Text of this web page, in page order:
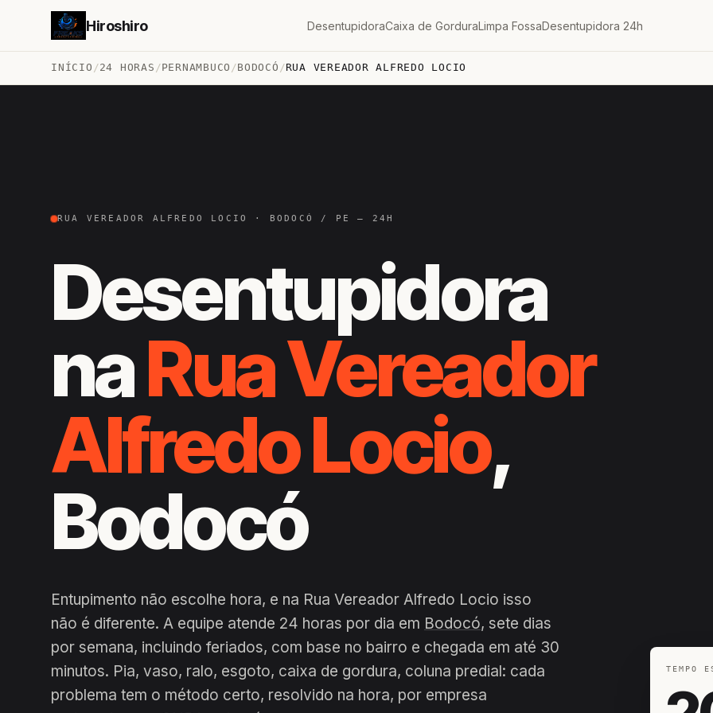
Hiroshiro DesentupidoraCaixa de GorduraLimpa FossaDesentupidora 24h
INÍCIO /24 HORAS /PERNAMBUCO /BODOCÓ /RUA VEREADOR ALFREDO LOCIO
RUA VEREADOR ALFREDO LOCIO · BODOCÓ / PE — 24H
Desentupidora
naRua Vereador
Alfredo Locio,
Bodocó
Entupimento não escolhe hora, e na Rua Vereador Alfredo Locio isso
não é diferente. A equipe atende 24 horas por dia em Bodocó, sete dias
por semana, incluindo feriados, com base no bairro e chegada em até 30
minutos. Pia, vaso, ralo, esgoto, caixa de gordura, coluna predial: cada
problema tem o método certo, resolvido na hora, por empresa
TEMPO